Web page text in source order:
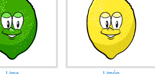
Lima Limón